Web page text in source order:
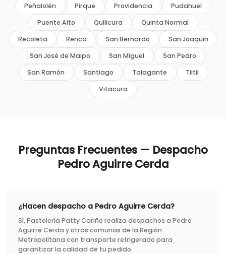
Peñalolén Pirque Providencia
Pudahuel
Puente Alto
Quilicura
Quinta Normal
Recoleta
Renca San Bernardo
San Joaquín
San José de Maipo
San Miguel
San Pedro
San Ramón
Santiago Talagante
Tiltil
Vitacura
Preguntas Frecuentes — Despacho
Pedro Aguirre Cerda
¿Hacen despacho a Pedro Aguirre Cerda?
Sí, Pastelería Patty Cariño realiza despachos a Pedro
Aguirre Cerda y otras comunas de la Región
Metropolitana con transporte refrigerado para
garantizar la calidad de tu pedido.